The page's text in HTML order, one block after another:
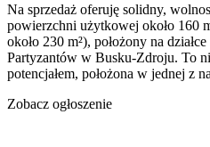
Na sprzedaż oferuję solidny,
powierzchni użytkowej około 160
około 230 m²), położony na
Partyzantów w Busku-Zdroju. To
potencjałem, położona w jednej z
Zobacz ogłoszenie